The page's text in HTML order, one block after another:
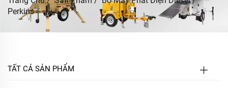
Perkins
TẤT CẢ SẢN PHẨM